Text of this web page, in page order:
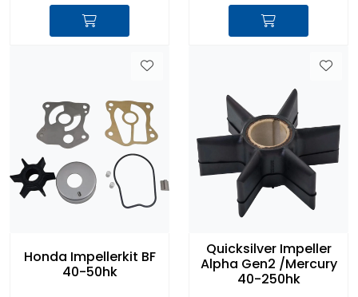
Honda Impellerkit BF
40-50hk
Quicksilver Impeller
Alpha Gen2 /Mercury
40-250hk